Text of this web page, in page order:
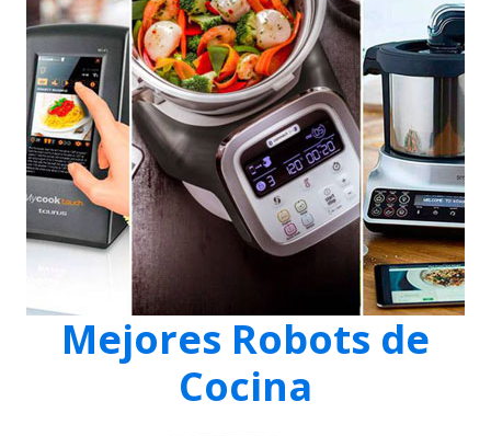
Mejores Robots de
Cocina